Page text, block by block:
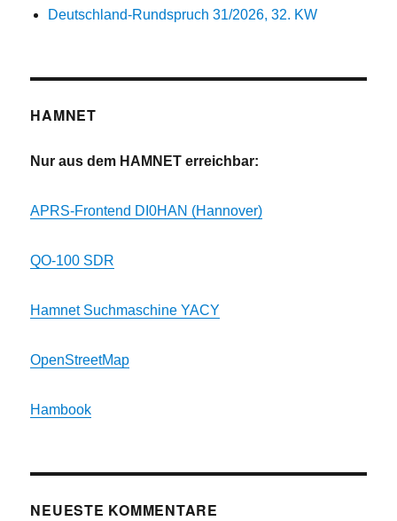
Deutschland-Rundspruch 31/2026, 32. KW
HAMNET
Nur aus dem HAMNET erreichbar:
APRS-Frontend DI0HAN (Hannover)
QO-100 SDR
Hamnet Suchmaschine YACY
OpenStreetMap
Hambook
NEUESTE KOMMENTARE